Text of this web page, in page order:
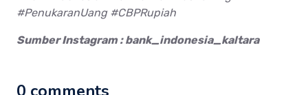
#PenukaranUang #CBPRupiah
Sumber Instagram : bank_indonesia_kaltara